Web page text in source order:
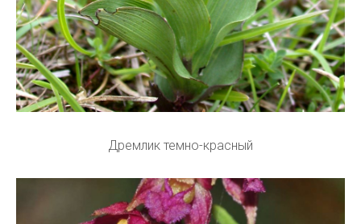
Дремлик темно-красный